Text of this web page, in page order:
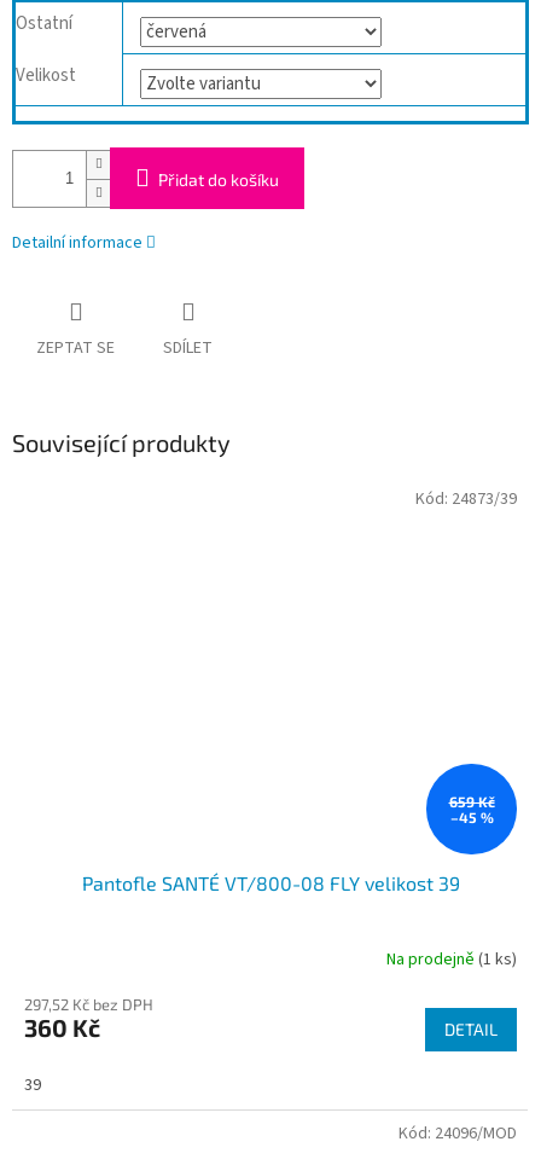
Ostatní
Velikost
Přidat do košíku
Detailní informace
ZEPTAT SE SDÍLET
Související produkty
659 Kč
–45 %
Pantofle SANTÉ VT/800-08 FLY velikost 39
Na prodejně (1 ks)
297,52 Kč bez DPH
360 Kč DETAIL
39
Kód: 24873/39
Kód: 24096/MOD